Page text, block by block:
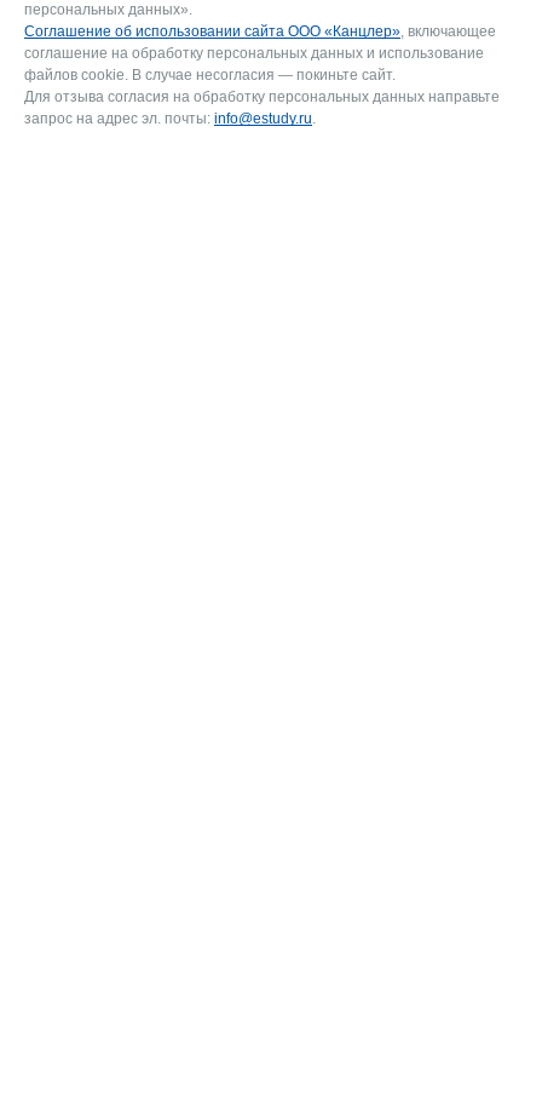
персональных данных».
Соглашение об использовании сайта ООО «Канцлер», включающее
соглашение на обработку персональных данных и использование
файлов cookie. В случае несогласия — покиньте сайт.
Для отзыва согласия на обработку персональных данных направьте
запрос на адрес эл. почты: info@estudy.ru.